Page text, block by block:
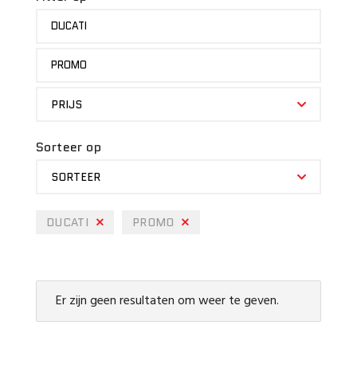
DUCATI
PROMO
PRIJS
Sorteer op
SORTEER
DUCATI PROMO
Er zijn geen resultaten om weer te geven.